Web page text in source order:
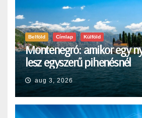
Belföld Címlap Külföld
Montenegró: amikor egy
lesz egyszerű pihenésnél
aug 3, 2026